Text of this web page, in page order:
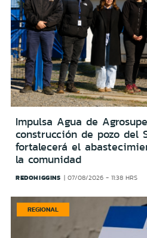
Impulsa Agua de
construcción de pozo del
fortalecerá el
la comunidad
REDOHIGGINS 07/08/2026 - 11:38 HRS
REGIONAL